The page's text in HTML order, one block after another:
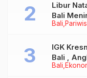
Bali
Libur
Bali
Tidak
Bali
IGK
Bali ,